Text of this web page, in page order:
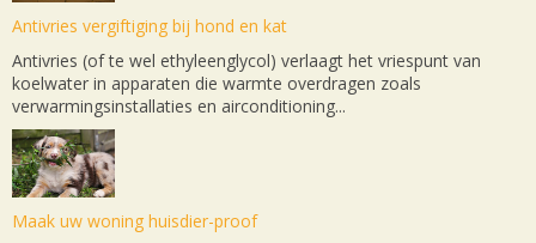
Antivries vergiftiging bij hond en kat
Antivries (of te wel ethyleenglycol) verlaagt het vriespunt van
koelwater in apparaten die warmte overdragen zoals
verwarmingsinstallaties en airconditioning...
Maak uw woning huisdier-proof